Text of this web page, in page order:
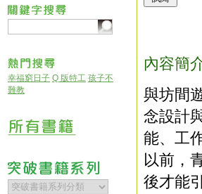
幸福窮日子 Q 版特工 孩子不
難教
內容簡
與坊間
念設計
能、工
以前，
後才能